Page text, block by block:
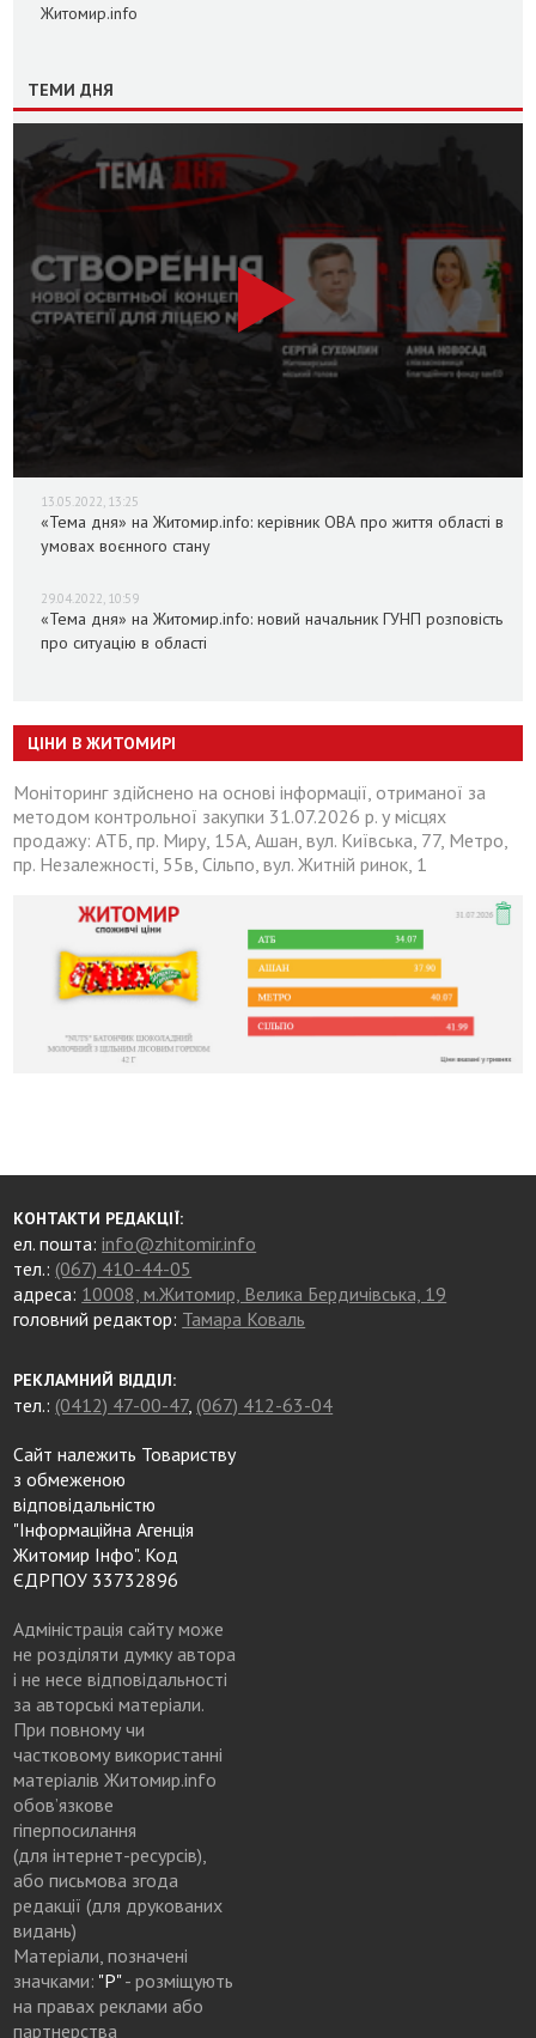
Житомир.info
ТЕМИ ДНЯ
13.05.2022, 13:25
«Тема дня» на Житомир.info: керівник ОВА про життя області в
умовах воєнного стану
29.04.2022, 10:59
«Тема дня» на Житомир.info: новий начальник ГУНП розповість
про ситуацію в області
ЦІНИ В ЖИТОМИРІ
Моніторинг здійснено на основі інформації, отриманої за
методом контрольної закупки 31.07.2026 р. у місцях
продажу: АТБ, пр. Миру, 15А, Ашан, вул. Київська, 77, Метро,
пр. Незалежності, 55в, Сільпо, вул. Житній ринок, 1
КОНТАКТИ РЕДАКЦІЇ:
ел. пошта:info@zhitomir.info
тел.: (067) 410-44-05
адреса: 10008, м.Житомир, Велика Бердичівська, 19
головний редактор: Тамара Коваль
РЕКЛАМНИЙ ВІДДІЛ:
тел.: (0412) 47-00-47, (067) 412-63-04
Сайт належить Товариству
з обмеженою
відповідальністю
"Інформаційна Агенція
Житомир Інфо". Код
ЄДРПОУ 33732896
Адміністрація сайту може
не розділяти думку автора
і не несе відповідальності
за авторські матеріали.
При повному чи
частковому використанні
матеріалів Житомир.info
обов’язкове
гіперпосилання
(для інтернет-ресурсів),
або письмова згода
редакції (для друкованих
видань)
Матеріали, позначені
значками: "Р"- розміщують
на правах реклами або
партнерства